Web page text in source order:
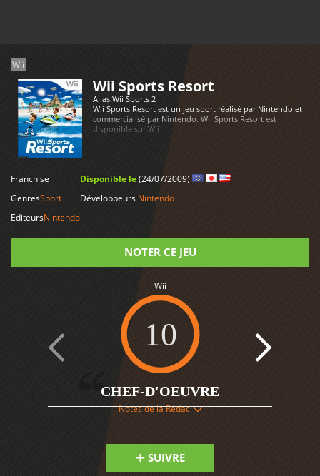
Wii
Wii Sports Resort
Alias:Wii Sports 2
Wii Sports Resort est un jeu sport réalisé par Nintendo et
commercialisé par Nintendo. Wii Sports Resort est
disponible sur Wii
Franchise
GenresSport
EditeursNintendo
Disponible le(24/07/2009)
Développeurs Nintendo
NOTER CE JEU
Wii
10
CHEF-D'OEUVRE
Notes de la Rédac
SUIVRE